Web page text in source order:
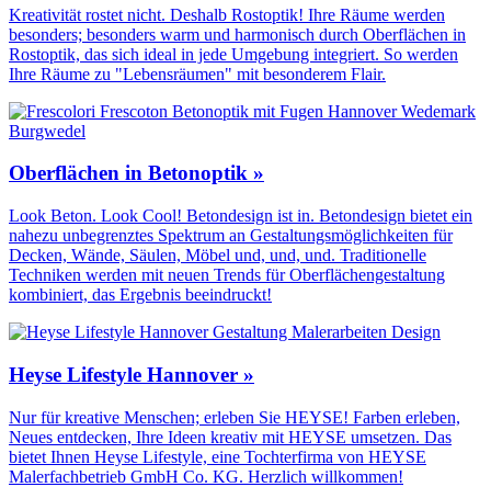
Kreativität rostet nicht. Deshalb Rostoptik! Ihre Räume werden
besonders; besonders warm und harmonisch durch Oberflächen in
Rostoptik, das sich ideal in jede Umgebung integriert. So werden
Ihre Räume zu "Lebensräumen" mit besonderem Flair.
Oberflächen in Betonoptik »
Look Beton. Look Cool! Betondesign ist in. Betondesign bietet ein
nahezu unbegrenztes Spektrum an Gestaltungs­möglichkeiten für
Decken, Wände, Säulen, Möbel und, und, und. Traditionelle
Techniken werden mit neuen Trends für Oberflächen­gestaltung
kombiniert, das Ergebnis beeindruckt!
Heyse Lifestyle Hannover »
Nur für kreative Menschen; erleben Sie HEYSE! Farben erleben,
Neues entdecken, Ihre Ideen kreativ mit HEYSE umsetzen. Das
bietet Ihnen Heyse Lifestyle, eine Tochterfirma von HEYSE
Malerfachbetrieb GmbH Co. KG. Herzlich willkommen!